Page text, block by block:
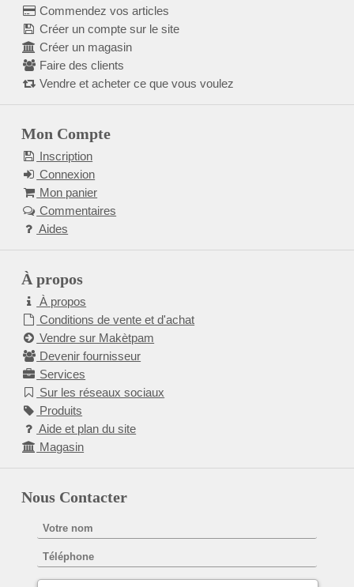
Commendez vos articles
Créer un compte sur le site
Créer un magasin
Faire des clients
Vendre et acheter ce que vous voulez
Mon Compte
Inscription
Connexion
Mon panier
Commentaires
Aides
À propos
À propos
Conditions de vente et d'achat
Vendre sur Makètpam
Devenir fournisseur
Services
Sur les réseaux sociaux
Produits
Aide et plan du site
Magasin
Nous Contacter